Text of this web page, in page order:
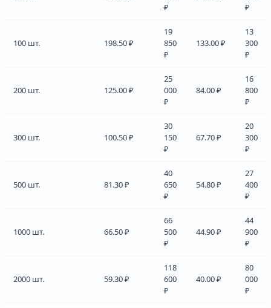
₽
₽
100 шт. 198.50 ₽
19
850
₽
133.00 ₽
13
300
₽
200 шт. 125.00 ₽
25
000
₽
84.00 ₽
16
800
₽
300 шт. 100.50 ₽
30
150
₽
67.70 ₽
20
300
₽
500 шт. 81.30 ₽
40
650
₽
54.80 ₽
27
400
₽
1000 шт. 66.50 ₽
66
500
₽
44.90 ₽
44
900
₽
2000 шт. 59.30 ₽
118
600
₽
40.00 ₽
80
000
₽